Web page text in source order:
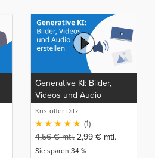
Generative KI: Bilder,
Videos und Audio
erstellen
Kristoffer Ditz
(1)
4,56€mtl. 2,99 € mtl.
Sie sparen 34 %